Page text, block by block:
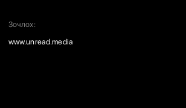
Зочлох:
www.unread.media